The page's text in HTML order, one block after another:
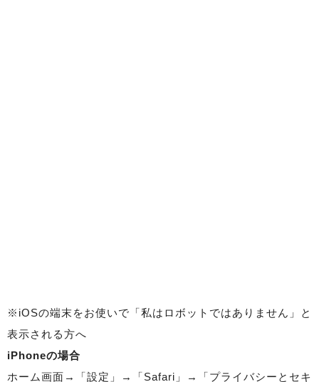
※iOSの端末をお使いで「私はロボットではありません」と
表示される方へ
iPhoneの場合
ホーム画面→「設定」→「Safari」→「プライバシーとセキ